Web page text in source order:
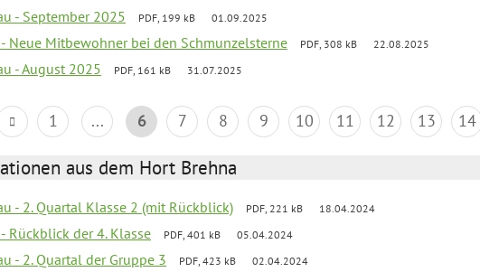
- September 2025 PDF, 199 kB 01.09.2025
Neue Mitbewohner bei den Schmunzelsterne PDF, 308 kB 22.08.2025
- August 2025 PDF, 161 kB 31.07.2025
1 ... 6 7 8 9 10 11 12 13 14
aus dem Hort Brehna
- 2. Quartal Klasse 2 (mit Rückblick) PDF, 221 kB 18.04.2024
Rückblick der 4. Klasse PDF, 401 kB 05.04.2024
- 2. Quartal der Gruppe 3 PDF, 423 kB 02.04.2024